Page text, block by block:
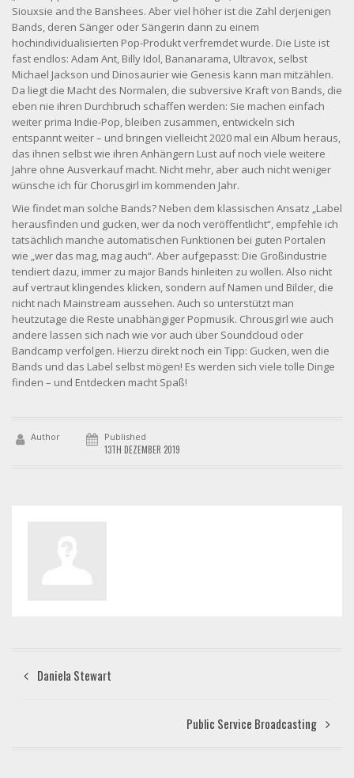
Siouxsie and the Banshees. Aber viel höher ist die Zahl derjenigen
Bands, deren Sänger oder Sängerin dann zu einem
hochindividualisierten Pop-Produkt verfremdet wurde. Die Liste ist
fast endlos: Adam Ant, Billy Idol, Bananarama, Ultravox, selbst
Michael Jackson und Dinosaurier wie Genesis kann man mitzählen.
Da liegt die Macht des Normalen, die subversive Kraft von Bands, die
eben nie ihren Durchbruch schaffen werden: Sie machen einfach
weiter prima Indie-Pop, bleiben zusammen, entwickeln sich
entspannt weiter – und bringen vielleicht 2020 mal ein Album heraus,
das ihnen selbst wie ihren Anhängern Lust auf noch viele weitere
Jahre ohne Ausverkauf macht. Nicht mehr, aber auch nicht weniger
wünsche ich für Chorusgirl im kommenden Jahr.
Wie findet man solche Bands? Neben dem klassischen Ansatz „Label
herausfinden und gucken, wer da noch veröffentlicht“, empfehle ich
tatsächlich manche automatischen Funktionen bei guten Portalen
wie „wer das mag, mag auch“. Aber aufgepasst: Die Großindustrie
tendiert dazu, immer zu major Bands hinleiten zu wollen. Also nicht
auf vertraut klingendes klicken, sondern auf Namen und Bilder, die
nicht nach Mainstream aussehen. Auch so unterstützt man
heutzutage die Reste unabhängiger Popmusik. Chrousgirl wie auch
andere lassen sich nach wie vor auch über Soundcloud oder
Bandcamp verfolgen. Hierzu direkt noch ein Tipp: Gucken, wen die
Bands und das Label selbst mögen! Es werden sich viele tolle Dinge
finden – und Entdecken macht Spaß!
Author Published
13TH DEZEMBER 2019
Daniela Stewart
Public Service Broadcasting